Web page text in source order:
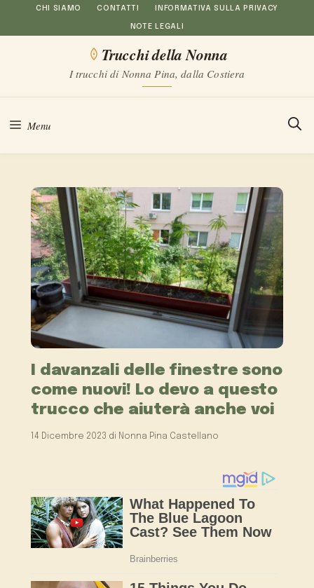
al
CHI SIAMO CONTATTI INFORMATIVA SULLA PRIVACY
NOTE LEGALI
Trucchi della Nonna
I trucchi di Nonna Pina, dalla Costiera
Menu
I davanzali delle finestre sono
come nuovi! Lo devo a questo
trucco che aiuterà anche voi
14 Dicembre 2023 di Nonna Pina Castellano